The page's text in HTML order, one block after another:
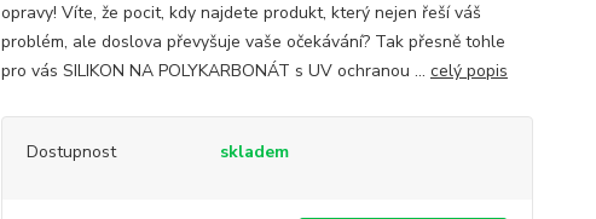
opravy! Víte, že pocit, kdy najdete produkt, který nejen řeší váš
problém, ale doslova převyšuje vaše očekávání? Tak přesně tohle
pro vás SILIKON NA POLYKARBONÁT s UV ochranou ... celý popis
Dostupnost skladem